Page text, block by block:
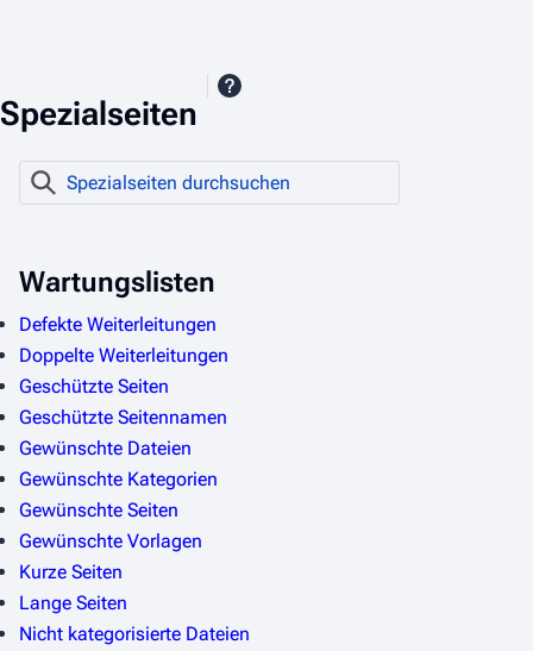
Spezialseiten
p
z
a
l
s
e
i
t
e
n
d
u
r
Wartungslisten
Defekte Weiterleitungen
Doppelte Weiterleitungen
Geschützte Seiten
Geschützte Seitennamen
Gewünschte Dateien
Gewünschte Kategorien
Gewünschte Seiten
Gewünschte Vorlagen
Kurze Seiten
Lange Seiten
Nicht kategorisierte Dateien